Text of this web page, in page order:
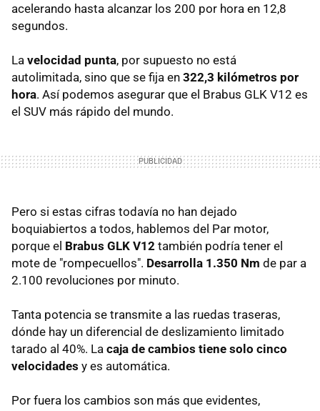
acelerando hasta alcanzar los 200 por hora en 12,8
segundos.
La velocidad punta, por supuesto no está
autolimitada, sino que se fija en 322,3 kilómetros por
hora. Así podemos asegurar que el Brabus GLK V12 es
el SUV más rápido del mundo.
Pero si estas cifras todavía no han dejado
boquiabiertos a todos, hablemos del Par motor,
porque el Brabus GLK V12 también podría tener el
mote de "rompecuellos". Desarrolla 1.350 Nm de par a
2.100 revoluciones por minuto.
Tanta potencia se transmite a las ruedas traseras,
dónde hay un diferencial de deslizamiento limitado
tarado al 40%. La caja de cambios tiene solo cinco
velocidades y es automática.
Por fuera los cambios son más que evidentes,